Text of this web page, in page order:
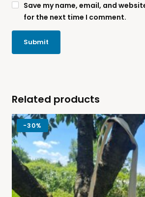
Save my name, email, and
for the next time I comment.
Related products
-30%